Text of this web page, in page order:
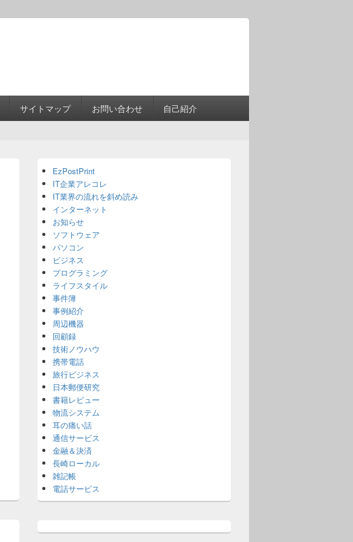
サイトマップ お問い合わせ 自己紹介
Sidebar
Widget
Area
EzPostPrint
IT企業アレコレ
IT業界の流れを斜め読み
インターネット
お知らせ
ソフトウェア
パソコン
ビジネス
プログラミング
ライフスタイル
事件簿
事例紹介
周辺機器
回顧録
技術ノウハウ
携帯電話
旅行ビジネス
日本郵便研究
書籍レビュー
物流システム
耳の痛い話
通信サービス
金融＆決済
長崎ローカル
雑記帳
電話サービス